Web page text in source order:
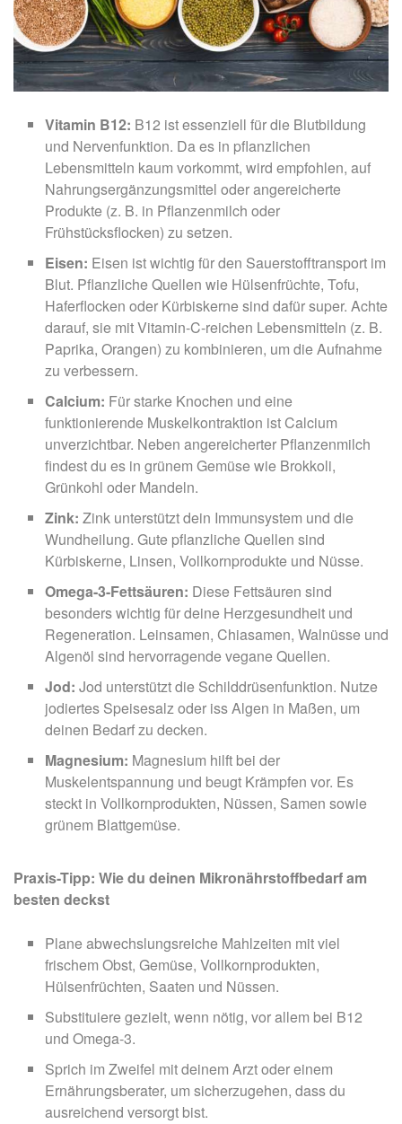
Vitamin B12: B12 ist essenziell für die Blutbildung
und Nervenfunktion. Da es in pflanzlichen
Lebensmitteln kaum vorkommt, wird empfohlen, auf
Nahrungsergänzungsmittel oder angereicherte
Produkte (z. B. in Pflanzenmilch oder
Frühstücksflocken) zu setzen.
Eisen: Eisen ist wichtig für den Sauerstofftransport im
Blut. Pflanzliche Quellen wie Hülsenfrüchte, Tofu,
Haferflocken oder Kürbiskerne sind dafür super. Achte
darauf, sie mit Vitamin-C-reichen Lebensmitteln (z. B.
Paprika, Orangen) zu kombinieren, um die Aufnahme
zu verbessern.
Calcium: Für starke Knochen und eine
funktionierende Muskelkontraktion ist Calcium
unverzichtbar. Neben angereicherter Pflanzenmilch
findest du es in grünem Gemüse wie Brokkoli,
Grünkohl oder Mandeln.
Zink: Zink unterstützt dein Immunsystem und die
Wundheilung. Gute pflanzliche Quellen sind
Kürbiskerne, Linsen, Vollkornprodukte und Nüsse.
Omega-3-Fettsäuren: Diese Fettsäuren sind
besonders wichtig für deine Herzgesundheit und
Regeneration. Leinsamen, Chiasamen, Walnüsse und
Algenöl sind hervorragende vegane Quellen.
Jod: Jod unterstützt die Schilddrüsenfunktion. Nutze
jodiertes Speisesalz oder iss Algen in Maßen, um
deinen Bedarf zu decken.
Magnesium: Magnesium hilft bei der
Muskelentspannung und beugt Krämpfen vor. Es
steckt in Vollkornprodukten, Nüssen, Samen sowie
grünem Blattgemüse.
Praxis-Tipp: Wie du deinen Mikronährstoffbedarf am
besten deckst
Plane abwechslungsreiche Mahlzeiten mit viel
frischem Obst, Gemüse, Vollkornprodukten,
Hülsenfrüchten, Saaten und Nüssen.
Substituiere gezielt, wenn nötig, vor allem bei B12
und Omega-3.
Sprich im Zweifel mit deinem Arzt oder einem
Ernährungsberater, um sicherzugehen, dass du
ausreichend versorgt bist.